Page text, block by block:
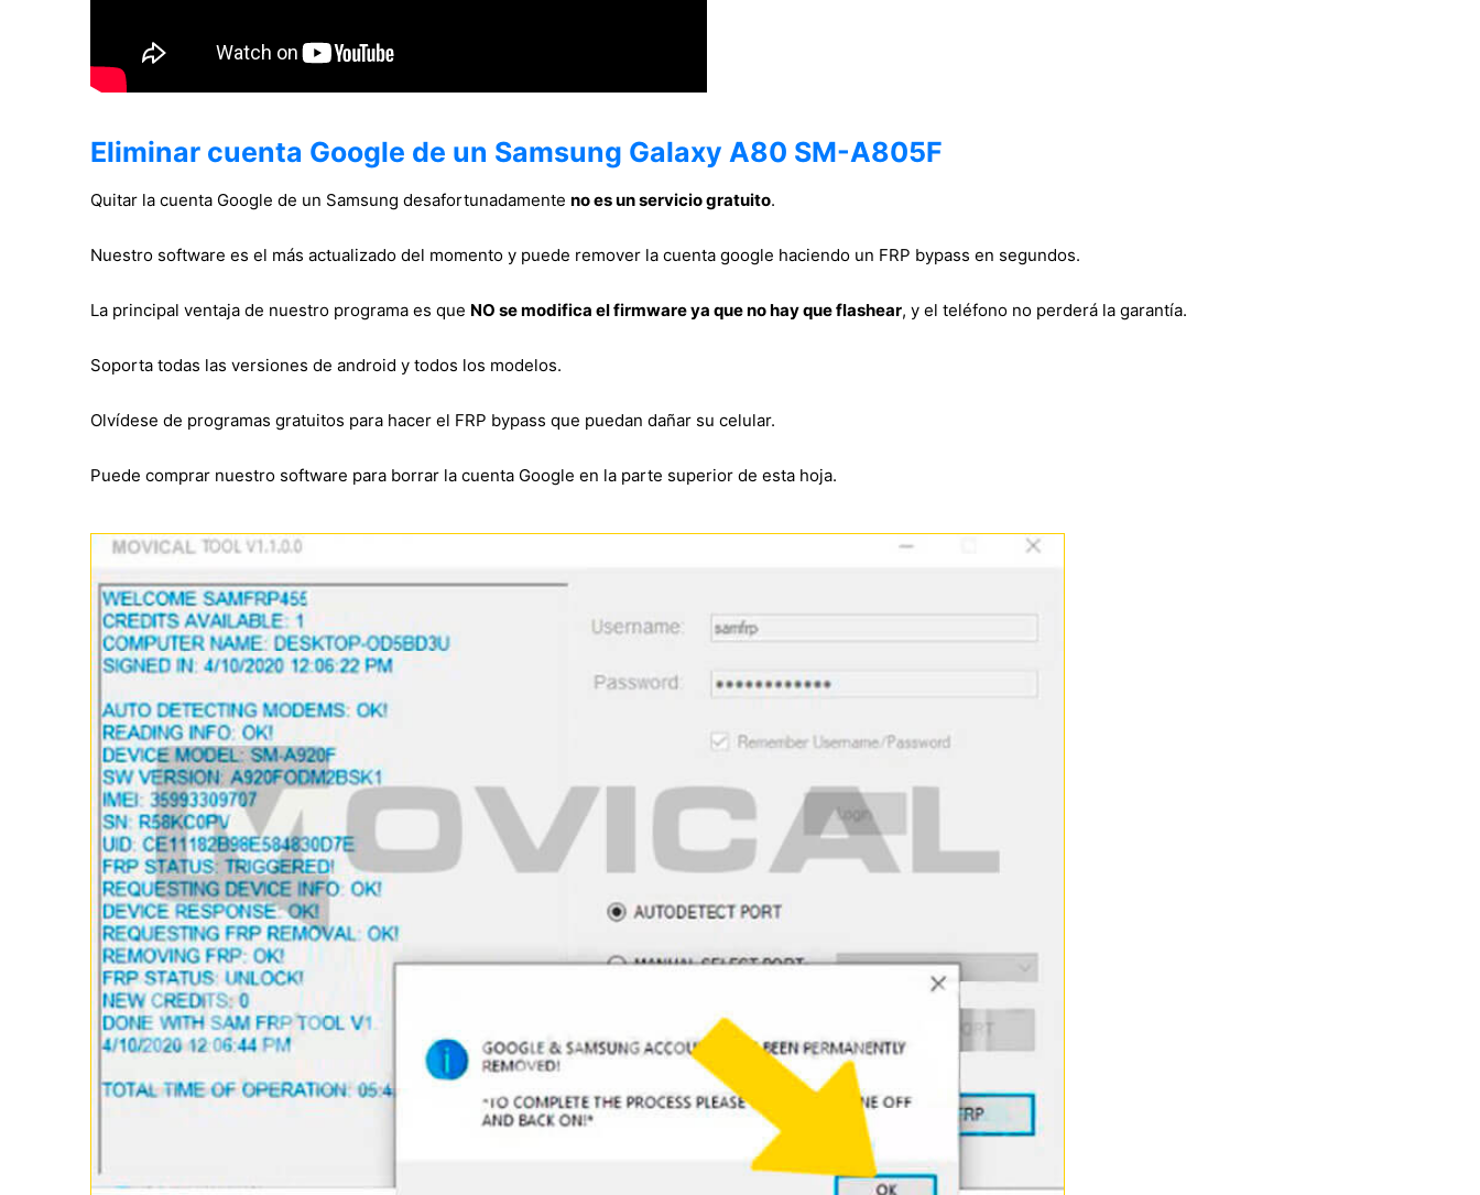
Eliminar cuenta Google de un Samsung Galaxy A80 SM-A805F
Quitar la cuenta Google de un Samsung desafortunadamente no es un servicio gratuito.
Nuestro software es el más actualizado del momento y puede remover la cuenta google haciendo un FRP bypass en segundos.
La principal ventaja de nuestro programa es que NO se modifica el firmware ya que no hay que flashear, y el teléfono no perderá la garantía.
Soporta todas las versiones de android y todos los modelos.
Olvídese de programas gratuitos para hacer el FRP bypass que puedan dañar su celular.
Puede comprar nuestro software para borrar la cuenta Google en la parte superior de esta hoja.